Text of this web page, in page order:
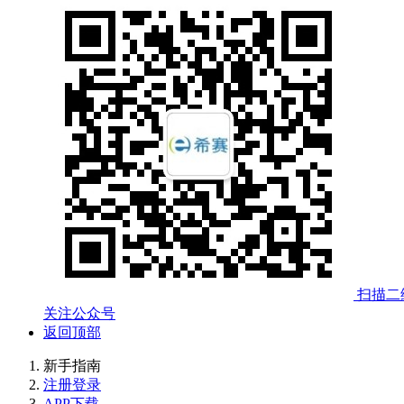
扫描二
关注公众号
返回顶部
新手指南
注册登录